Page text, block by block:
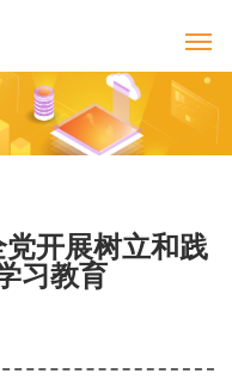
开展树立和践
习教育